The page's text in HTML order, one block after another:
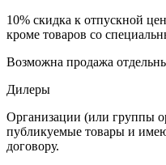
10% скидка к отпускной
кроме товаров со
Возможна продажа
Дилеры
Организации (или группы
публикуемые товары и
договору.